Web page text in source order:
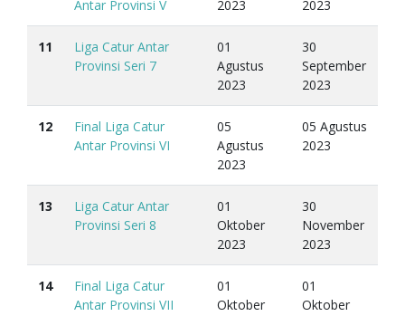
Antar Provinsi V
2023
2023
11
Liga Catur Antar
Provinsi Seri 7
01
Agustus
2023
30
September
2023
12
Final Liga Catur
Antar Provinsi VI
05
Agustus
2023
05 Agustus
2023
13
Liga Catur Antar
Provinsi Seri 8
01
Oktober
2023
30
November
2023
14
Final Liga Catur
Antar Provinsi VII
01
Oktober
01
Oktober